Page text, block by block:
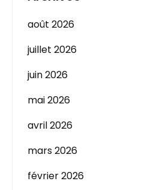
août 2026
juillet 2026
juin 2026
mai 2026
avril 2026
mars 2026
février 2026